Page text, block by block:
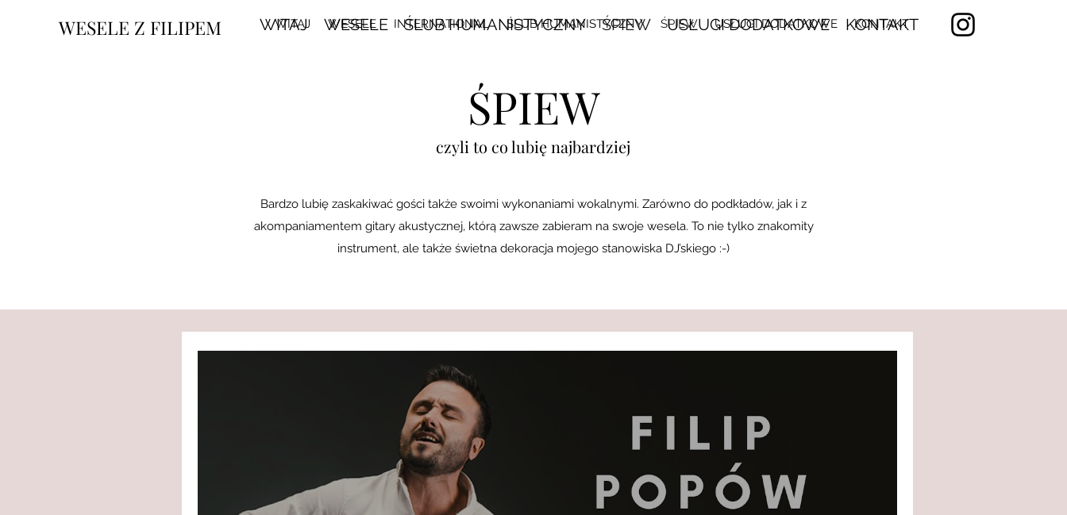
WESELE Z FILIPEM WITAJ WESELE INTERNATIONAL ŚLUB HUMANISTYCZNY ŚPIEW USŁUGI DODATKOWE KONTAKT
ŚPIEW
czyli to co lubię najbardziej
Bardzo lubię zaskakiwać gości także swoimi wykonaniami wokalnymi. Zarówno do podkładów, jak i z
akompaniamentem gitary akustycznej, którą zawsze zabieram na swoje wesela. To nie tylko znakomity
instrument, ale także świetna dekoracja mojego stanowiska DJ’skiego :-)
WITAJ WESELE ŚLUB HUMANISTYCZNY ŚPIEW USŁUGI DODATKOWE KONTAKT